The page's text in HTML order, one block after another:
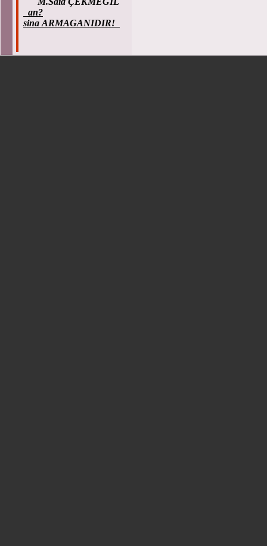
an?
sina ARMAGANIDIR!